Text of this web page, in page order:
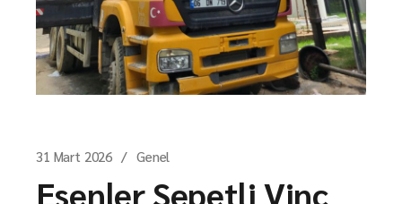
31 Mart 2026 Genel
Esenler Sepetli Vinç